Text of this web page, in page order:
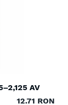
AV
12.71 RON